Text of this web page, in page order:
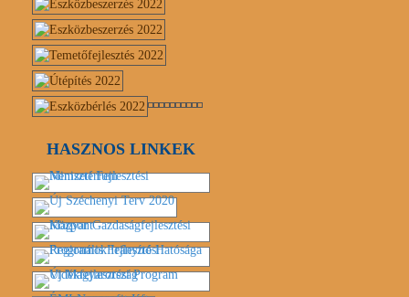
HASZNOS LINKEK